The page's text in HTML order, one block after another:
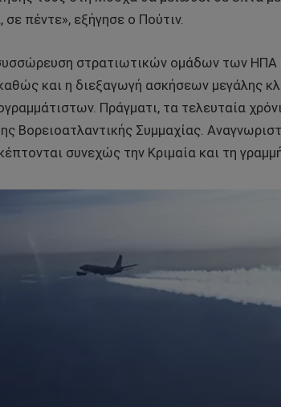
πέντε», εξήγησε ο Πούτιν.
συσσώρευση στρατιωτικών ομάδων των
και η διεξαγωγή ασκήσεων μεγάλης
Πράγματι, τα τελευταία
Βορειοατλαντικής Συμμαχίας.
συνεχώς την Κριμαία και τη